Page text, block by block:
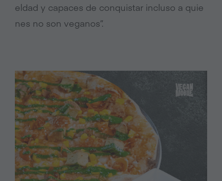
eldad y capaces de conquistar incluso a quie
nes no son veganos”.